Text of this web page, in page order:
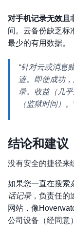
对手机记录无效且
问。云备份缺乏标
最少的有用数据。
“针对云或消息
迹。即使成功
录。收益（几
（监狱时间）。
结论和建议
没有安全的捷径来
如果您一直在搜索
话记录，负责任的
网站，像
公司设备（经同意